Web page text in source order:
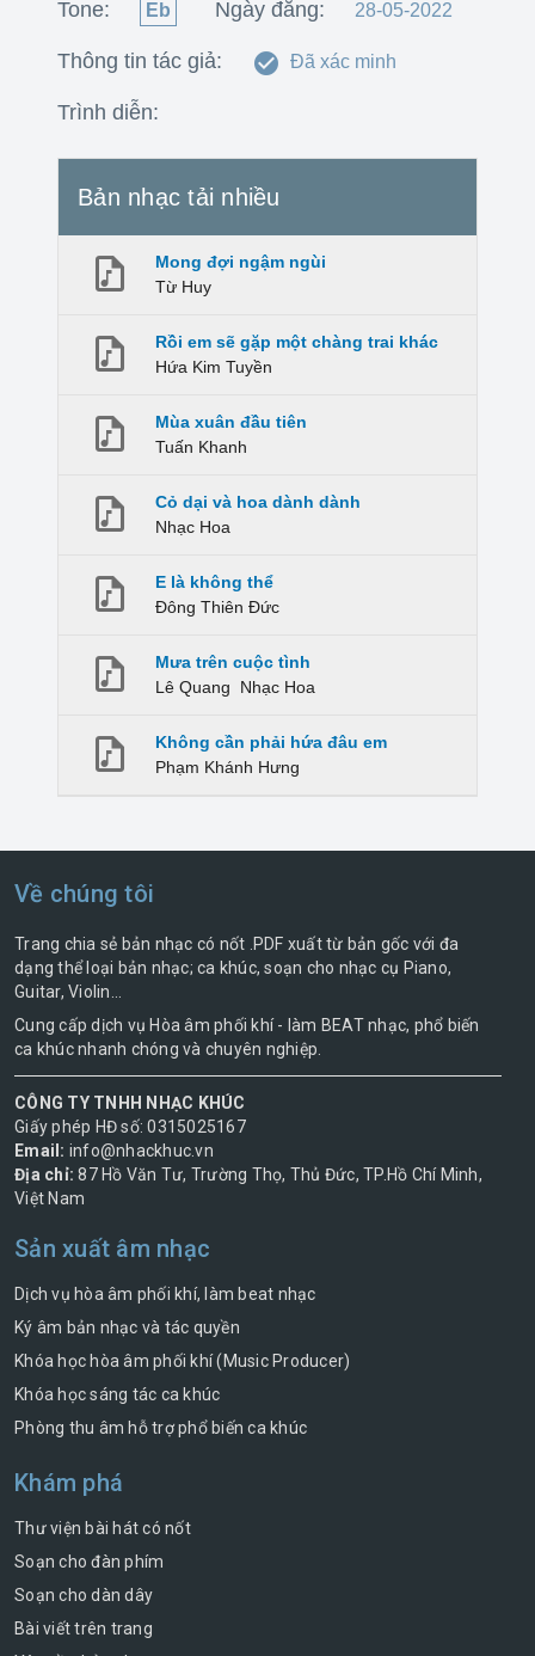
Tone: Eb Ngày đăng: 28-05-2022
Thông tin tác giả: Đã xác minh
Trình diễn:
Bản nhạc tải nhiều
Mong đợi ngậm ngùi
Từ Huy
Rồi em sẽ gặp một chàng trai khác
Hứa Kim Tuyền
Mùa xuân đầu tiên
Tuấn Khanh
Cỏ dại và hoa dành dành
Nhạc Hoa
E là không thể
Đông Thiên Đức
Mưa trên cuộc tình
Lê Quang
Nhạc Hoa
Không cần phải hứa đâu em
Phạm Khánh Hưng
Về chúng tôi
Trang chia sẻ bản nhạc có nốt .PDF xuất từ bản gốc với đa
dạng thể loại bản nhạc; ca khúc, soạn cho nhạc cụ Piano,
Guitar, Violin...
Cung cấp dịch vụ Hòa âm phối khí - làm BEAT nhạc, phổ biến
ca khúc nhanh chóng và chuyên nghiệp.
CÔNG TY TNHH NHẠC KHÚC
Giấy phép HĐ số: 0315025167
Email: info@nhackhuc.vn
Địa chỉ: 87 Hồ Văn Tư, Trường Thọ, Thủ Đức, TP.Hồ Chí Minh,
Việt Nam
Sản xuất âm nhạc
Dịch vụ hòa âm phối khí, làm beat nhạc
Ký âm bản nhạc và tác quyền
Khóa học hòa âm phối khí (Music Producer)
Khóa học sáng tác ca khúc
Phòng thu âm hỗ trợ phổ biến ca khúc
Khám phá
Thư viện bài hát có nốt
Soạn cho đàn phím
Soạn cho dàn dây
Bài viết trên trang